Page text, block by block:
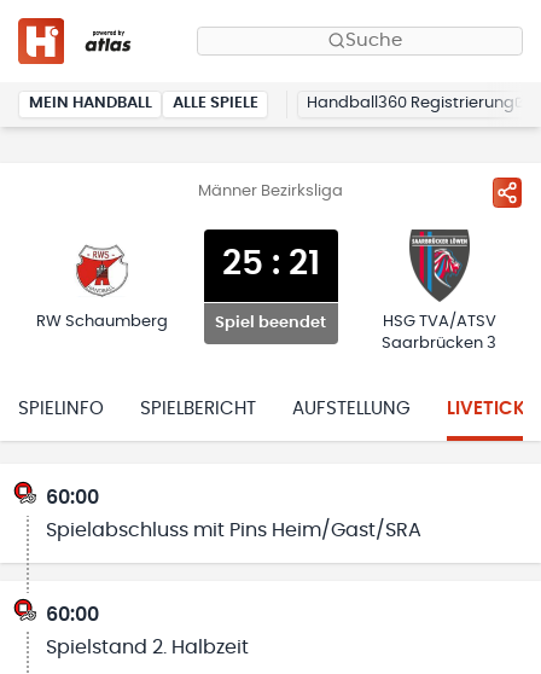
Suche
MEIN HANDBALL ALLE SPIELE Handball360 Registrierung
Männer Bezirksliga
RW Schaumberg
25 : 21
Spiel beendet
HSG TVA/ATSV
Saarbrücken 3
SPIELINFO SPIELBERICHT AUFSTELLUNG
60:00
Spielabschluss mit Pins Heim/Gast/SRA
60:00
Spielstand 2. Halbzeit